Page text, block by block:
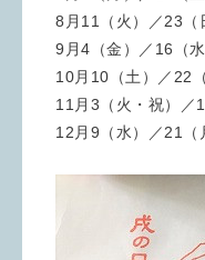
8月11（火）／23（
9月4（金）／16（水
10月10（土）／22（
11月3（火・祝）／
12月9（水）／21（